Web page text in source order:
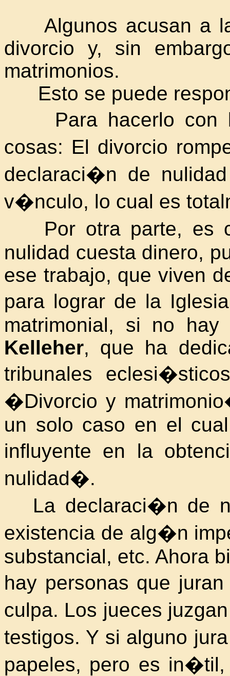
Algunos acusan a la
divorcio y, sin
matrimonios.
Esto se puede
Para hacerlo con
cosas: El divorcio
declaraci�n de
v�nculo, lo cual es
Por otra parte, es
nulidad cuesta dinero,
ese trabajo, que viven
para lograr de la
matrimonial, si no
Kelleher, que ha
tribunales
�Divorcio y
un solo caso en el
influyente en la
nulidad�.
La declaraci�n de
existencia de alg�n
substancial, etc. Ahora
hay personas que
culpa. Los jueces
testigos. Y si alguno
papeles, pero es